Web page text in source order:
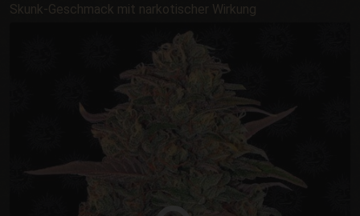
Skunk-Geschmack mit narkotischer Wirkung